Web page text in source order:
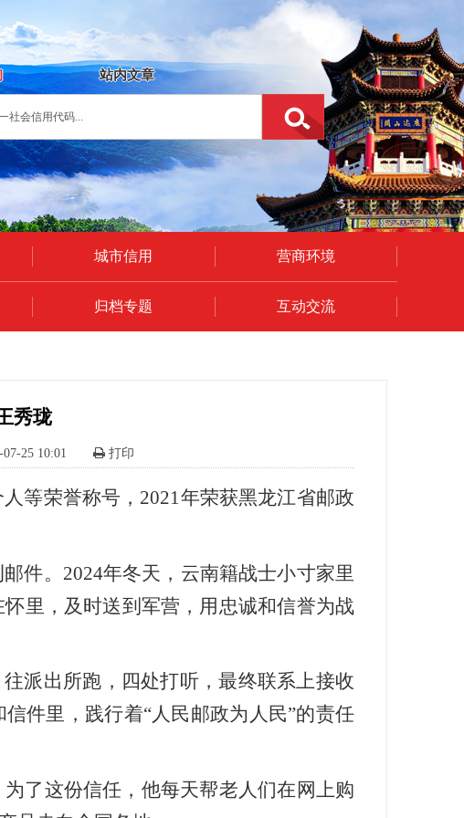
站内文章
城市信用 营商环境
归档专题 互动交流
秀珑
07-25 10:01 打印
等荣誉称号，2021年荣获黑龙江省邮政
件。2024年冬天，云南籍战士小寸家里
里，及时送到军营，用忠诚和信誉为战
派出所跑，四处打听，最终联系上接收
件里，践行着“人民邮政为人民”的责任
了这份信任，他每天帮老人们在网上购